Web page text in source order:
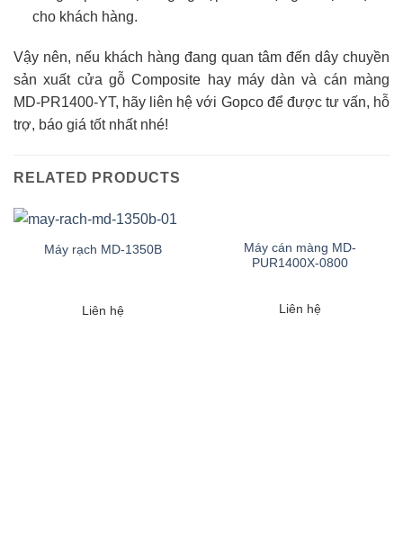
cho khách hàng.
Vậy nên, nếu khách hàng đang quan tâm đến dây chuyền
sản xuất cửa gỗ Composite hay máy dàn và cán màng
MD-PR1400-YT, hãy liên hệ với Gopco để được tư vấn, hỗ
trợ, báo giá tốt nhất nhé!
RELATED PRODUCTS
Máy rạch MD-1350B
Liên hệ
Máy cán màng MD-
PUR1400X-0800
Liên hệ